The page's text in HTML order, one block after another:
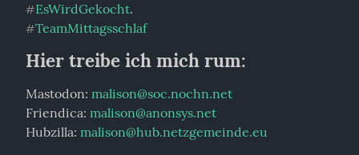
#EsWirdGekocht
#TeamMittagsschlaf
Hier treibe ich mich rum:
Mastodon: malison@soc.nochn.net
Friendica: malison@anonsys.net
Hubzilla: malison@hub.netzgemeinde.eu